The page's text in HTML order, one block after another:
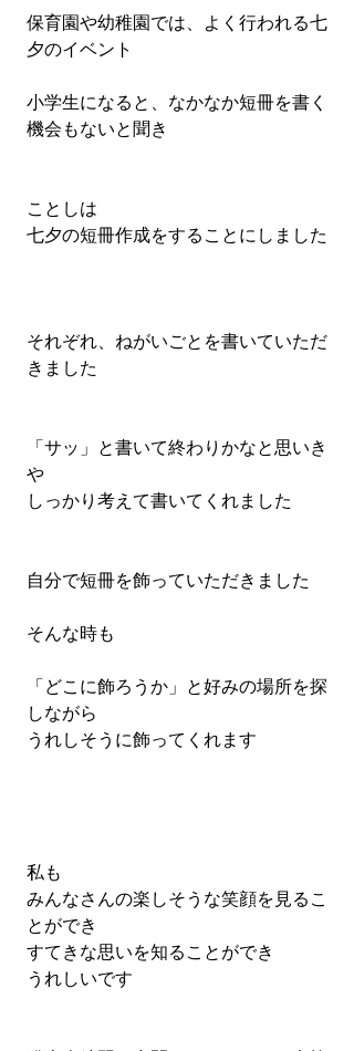
保育園や幼稚園では、よく行われる七
夕のイベント
小学生になると、なかなか短冊を書く
機会もないと聞き
ことしは
七夕の短冊作成をすることにしました
それぞれ、ねがいごとを書いていただ
きました
「サッ」と書いて終わりかなと思いき
や
しっかり考えて書いてくれました
自分で短冊を飾っていただきました
そんな時も
「どこに飾ろうか」と好みの場所を探
しながら
うれしそうに飾ってくれます
私も
みんなさんの楽しそうな笑顔を見るこ
とができ
すてきな思いを知ることができ
うれしいです